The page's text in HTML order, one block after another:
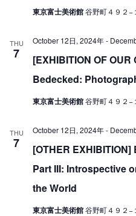
東京富士美術館谷野町４９２−
THU
7
[EXHIBITION OF
Bedecked:
October 12日, 2024年-
東京富士美術館谷野町４９２−
THU
7
[OTHER
Part III: Introspective
the World
October 12日, 2024年-
東京富士美術館谷野町４９２−